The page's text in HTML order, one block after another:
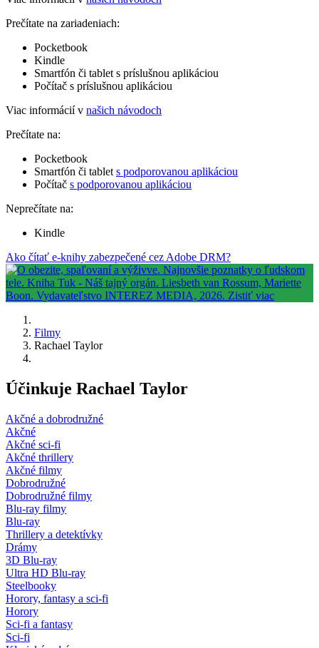
Prečítate na zariadeniach:
Pocketbook
Kindle
Smartfón či tablet s príslušnou aplikáciou
Počítač s príslušnou aplikáciou
Viac informácií v našich návodoch
Prečítate na:
Pocketbook
Smartfón či tablet s podporovanou aplikáciou
Počítač s podporovanou aplikáciou
Neprečítate na:
Kindle
Ako čítať e-knihy zabezpečené cez Adobe DRM?
Filmy
Rachael Taylor
Účinkuje Rachael Taylor
Akčné a dobrodružné
Akčné
Akčné sci-fi
Akčné thrillery
Akčné filmy
Dobrodružné
Dobrodružné filmy
Blu-ray filmy
Blu-ray
Thrillery a detektívky
Drámy
3D Blu-ray
Ultra HD Blu-ray
Steelbooky
Horory, fantasy a sci-fi
Horory
Sci-fi a fantasy
Sci-fi